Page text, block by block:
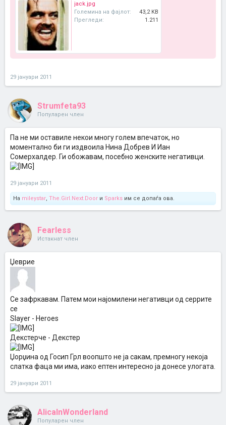
jack.jpg
Големина на фајлот:
43,2 KB
Прегледи:
1.211
29 јануари 2011
Strumfeta93
Популарен член
Па не ми оставиле некои многу голем впечаток, но
моментално би ги издвоила Нина Добрев И Иан
Сомерхалдер. Ги обожавам, посебно женските негативци.
29 јануари 2011
На mileystar, The.Girl.Next.Door и Sparks им се допаѓа ова.
Fearless
Истакнат член
Џеврие
Се зафркавам. Патем мои најомилени негативци од серрите
се
Slayer - Heroes
Декстерче - Декстер
Џорџина од Госип Грл воопшто не ја сакам, премногу некоја
слатка фаца ми има, иако ептен интересно ја донесе улогата.
29 јануари 2011
AlicaInWonderland
Популарен член